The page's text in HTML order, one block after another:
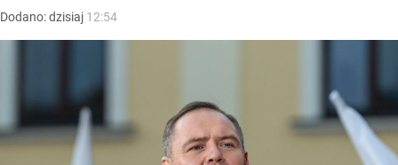
Dodano:dzisiaj 12:54